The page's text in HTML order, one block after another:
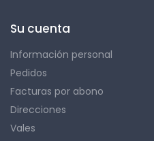
Su cuenta
Información personal
Pedidos
Facturas por abono
Direcciones
Vales